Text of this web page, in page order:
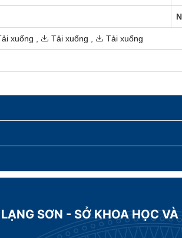
xuống Tải xuống Tải xuống
SƠN - SỞ KHOA HỌC VÀ